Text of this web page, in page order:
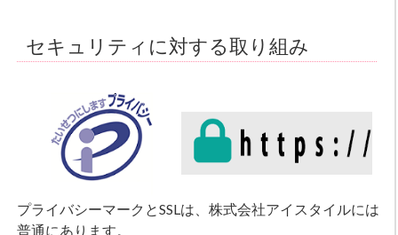
セキュリティに対する取り組み
プライバシーマークとSSLは、株式会社アイスタイルには
普通にあります。